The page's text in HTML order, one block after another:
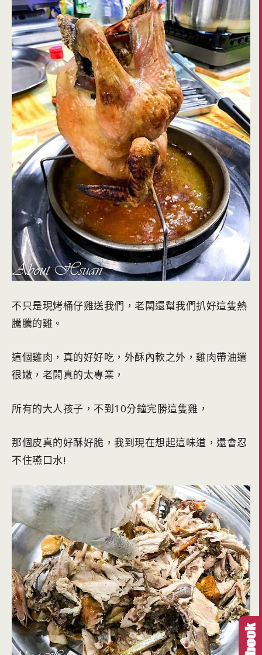
不只是現烤桶仔雞送我們，老闆還幫我們扒好這隻熱
騰騰的雞。
這個雞肉，真的好好吃，外酥內軟之外，雞肉帶油還
很嫩，老闆真的太專業，
所有的大人孩子，不到10分鐘完勝這隻雞，
那個皮真的好酥好脆，我到現在想起這味道，還會忍
不住嚥口水!